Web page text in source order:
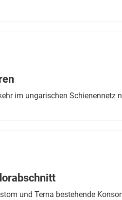
im ungarischen Schienennetz
und Terna bestehende